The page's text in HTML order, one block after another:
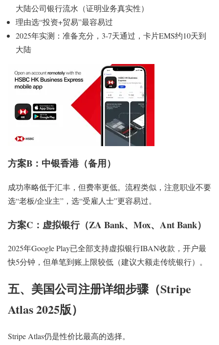
大陆公司银行流水（证明业务真实性）
理由选“投资+贸易”最容易过
2025年实测：准备充分，3-7天通过，卡片EMS约10天到
大陆
方案B：中银香港（备用）
成功率略低于汇丰，但费率更低。流程类似，注意职业不要
选“老板/企业主”，选“受雇人士”更容易过。
方案C：虚拟银行（ZA Bank、Mox、Ant Bank）
2025年Google Play已全部支持虚拟银行IBAN收款，开户最
快5分钟，但单笔到账上限较低（建议大额走传统银行）。
五、美国公司注册详细步骤（Stripe
Atlas 2025版）
Stripe Atlas仍是性价比最高的选择。